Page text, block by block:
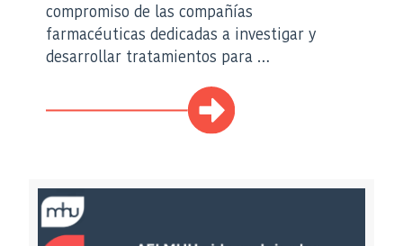
compromiso de las compañías
farmacéuticas dedicadas a investigar y
desarrollar tratamientos para …